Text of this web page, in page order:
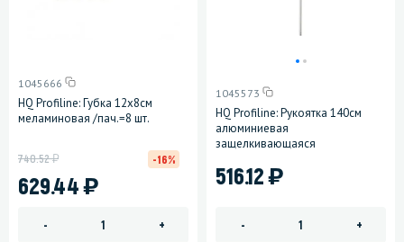
1045666
HQ Profiline: Губка 12х8см
меламиновая /пач.=8 шт.
629.44)
740.52у -16%
- +
1045573
HQ Profiline: Рукоятка 140см
алюминиевая
защелкивающаяся
516.12)
- +